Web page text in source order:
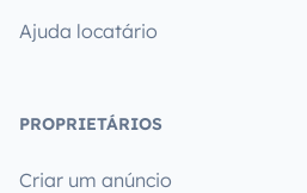
Ajuda locatário
PROPRIETÁRIOS
Criar um anúncio